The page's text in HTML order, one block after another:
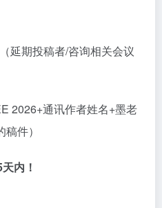
延期投稿者/咨询相关会议
2026+通讯作者姓名+墨老
件）
内！